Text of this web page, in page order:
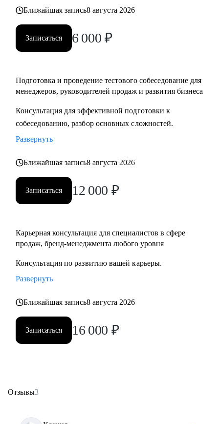
Ближайшая запись8 августа 2026
Записаться 6 000 ₽
Подготовка и проведение тестового собеседование для
менеджеров, руководителей продаж и развития бизнеса
Консультация для эффективной подготовки к
собеседованию, разбор основных сложностей.
Развернуть
Ближайшая запись8 августа 2026
Записаться 12 000 ₽
Карьерная консультация для специалистов в сфере
продаж, бренд-менеджмента любого уровня
Консультация по развитию вашей карьеры.
Развернуть
Ближайшая запись8 августа 2026
Записаться 16 000 ₽
Отзывы3